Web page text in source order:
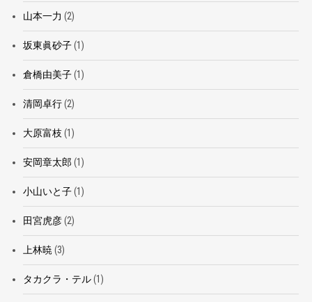
山本一力 (2)
坂東眞砂子(1)
倉橋由美子(1)
清岡卓行(2)
大原富枝 (1)
安岡章太郎 (1)
小山いと子(1)
田宮虎彦(2)
上林暁 (3)
タカクラ・テル(1)